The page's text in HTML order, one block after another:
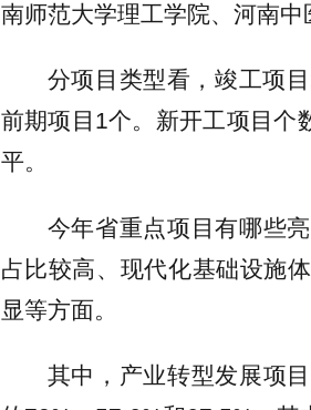
南师范大学理工学院、河南中
分项目类型看，竣工项
前期项目1个。新开工项目个
平。
今年省重点项目有哪些
占比较高、现代化基础设施
显等方面。
其中，产业转型发展项